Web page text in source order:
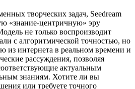
творческих задач, Seedream
«знание-центричную» эру
не только воспроизводит
с алгоритмической точностью, но
из интернета в реальном времени и
рассуждения, позволяя
актуальным
знаниям. Хотите ли вы
или требуете точного